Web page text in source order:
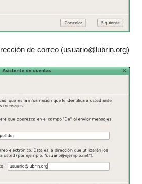
de correo (usuario@lubrin.org)